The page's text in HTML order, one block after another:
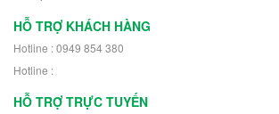
HỖ TRỢ KHÁCH HÀNG
Hotline : 0949 854 380
Hotline :
HỖ TRỢ TRỰC TUYẾN